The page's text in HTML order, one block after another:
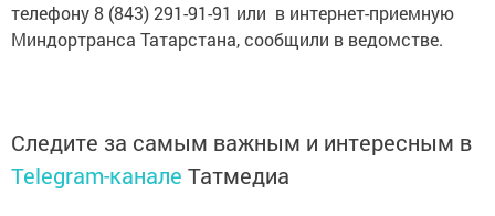
телефону 8 (843) 291-91-91 или в интернет-приемную
Миндортранса Татарстана, сообщили в ведомстве.
Следите за самым важным и интересным в
Telegram-канале Татмедиа